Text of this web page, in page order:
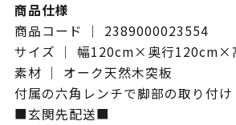
商品仕様
商品コード ｜ 2389000023554
サイズ ｜ 幅120cm×奥行120cm×
素材 ｜ オーク天然木突板
付属の六角レンチで脚部の取り付け
■玄関先配送■